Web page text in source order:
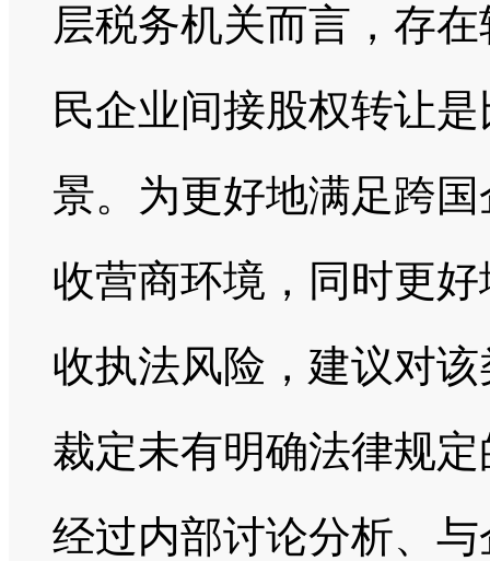
层税务机关而言，存
民企业间接股权转让
景。为更好地满足跨
收营商环境，同时更
收执法风险，建议对
裁定未有明确法律规
经过内部讨论分析、